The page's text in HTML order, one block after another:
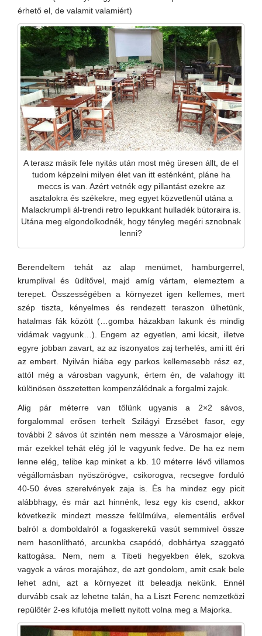
érhető el, de valamit valamiért)
A terasz másik fele nyitás után most még üresen állt, de el
tudom képzelni milyen élet van itt esténként, pláne ha
meccs is van. Azért vetnék egy pillantást ezekre az
asztalokra és székekre, meg egyet közvetlenül utána a
Malackrumpli ál-trendi retro lepukkant hulladék bútoraira is.
Utána meg elgondolkodnék, hogy tényleg megéri sznobnak
lenni?
Berendeltem tehát az alap menümet, hamburgerrel,
krumplival és üdítővel, majd amíg vártam, elemeztem a
terepet. Összességében a környezet igen kellemes, mert
szép tiszta, kényelmes és rendezett teraszon ülhetünk,
hatalmas fák között (…gomba házakban lakunk és mindig
vidámak vagyunk…). Engem az egyetlen, ami kicsit, illetve
egyre jobban zavart, az az iszonyatos zaj terhelés, ami itt éri
az embert. Nyilván hiába egy parkos kellemesebb rész ez,
attól még a városban vagyunk, értem én, de valahogy itt
különösen összetetten kompenzálódnak a forgalmi zajok.
Alig pár méterre van tőlünk ugyanis a 2×2 sávos,
forgalommal erősen terhelt Szilágyi Erzsébet fasor, egy
további 2 sávos út szintén nem messze a Városmajor eleje,
már ezekkel tehát elég jól le vagyunk fedve. De ha ez nem
lenne elég, telibe kap minket a kb. 10 méterre lévő villamos
végállomásban nyöszörögve, csikorogva, recsegve forduló
40-50 éves szerelvények zaja is. És ha mindez egy picit
alábbhagy, és már azt hinnénk, lesz egy kis csend, akkor
következik mindezt messze felülmúlva, elementális erővel
balról a domboldalról a fogaskerekű vasút semmivel össze
nem hasonlítható, arcunkba csapódó, dobhártya szaggató
kattogása. Nem, nem a Tibeti hegyekben élek, szokva
vagyok a város morajához, de azt gondolom, amit csak bele
lehet adni, azt a környezet itt beleadja nekünk. Ennél
durvább csak az lehetne talán, ha a Liszt Ferenc nemzetközi
repülőtér 2-es kifutója mellett nyitott volna meg a Majorka.